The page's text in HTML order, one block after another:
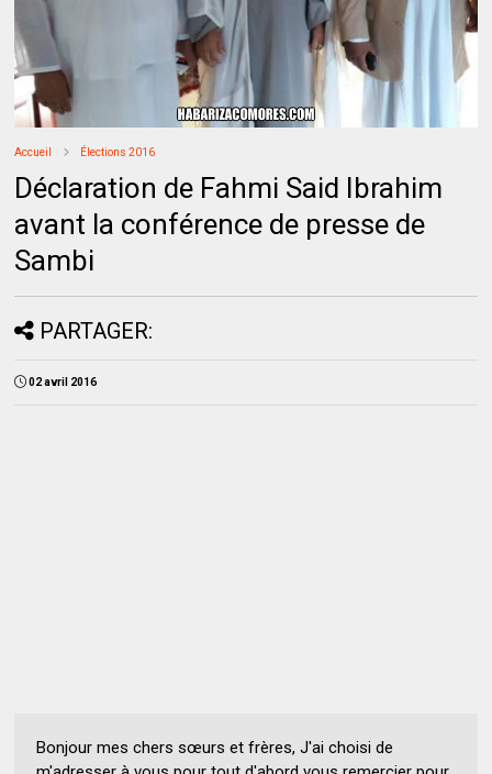
Accueil Élections 2016
Déclaration de Fahmi Said Ibrahim
avant la conférence de presse de
Sambi
PARTAGER:
02 avril 2016
Bonjour mes chers sœurs et frères, J'ai choisi de